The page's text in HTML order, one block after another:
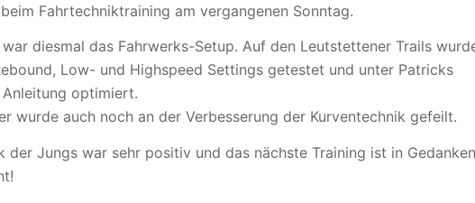
Fahrtechniktraining am vergangenen Sonntag.
diesmal das Fahrwerks-Setup. Auf den Leutstettener Trails
Low- und Highspeed Settings getestet und unter Patricks
optimiert.
wurde auch noch an der Verbesserung der Kurventechnik gefeilt.
der Jungs war sehr positiv und das nächste Training ist in Gedanken